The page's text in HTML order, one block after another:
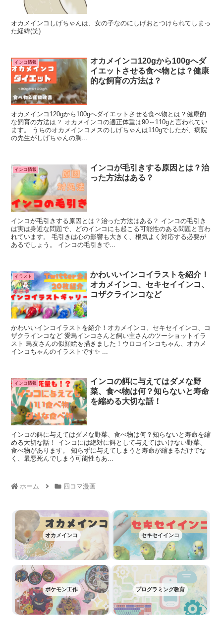
オカメインコしげちゃんは、女の子なのにしげおとつけられてしまっ
た経緯(笑)
インコ情報
オカメインコ120gから100gへダ
イエットさせる食べ物とは？健康
的な飼育の方法は？
オカメインコ120gから100gへダイエットさせる食べ物とは？健康的
な飼育の方法は？ オカメインコの適正体重は90～110gと言われてい
ます。 うちのオカメインコメスのしげちゃんは110gでしたが、病院
の先生がしげちゃんの胸...
インコ情報
インコが毛引きする原因とは？治
った方法はある？
インコが毛引きする原因とは？治った方法はある？ インコの毛引き
は実は身近な問題で、どのインコにも起こる可能性のある問題と言わ
れています。 毛引きは心の影響も大きく、根気よく対応する必要が
あるでしょう。 インコの毛引きで...
イラスト
かわいいインコイラストを紹介！
オカメインコ、セキセイインコ、
コザクラインコなど
かわいいインコイラストを紹介！オカメインコ、セキセイインコ、コ
ザクラインコなど 愛鳥インコさんと飼い主さんのツーショットイラ
スト 鳥友さんの似顔絵を描きました！ウロコインコちゃん、オカメ
インコちゃんのイラストです✨ ...
インコ情報
インコの餌に与えてはダメな野
菜、食べ物は何？知らないと寿命
を縮める大切な話！
インコの餌に与えてはダメな野菜、食べ物は何？知らないと寿命を縮
める大切な話！ インコには絶対に餌として与えてはいけない野菜、
食べ物があります。 知らずに与えてしまうと寿命が縮まるだけでな
く、最悪死んでしまう可能性もあ...
ホーム 四コマ漫画
オカメインコ セキセイインコ
ポケモン工作 プログラミング教育